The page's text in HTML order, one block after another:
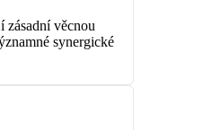
zásadní věcnou
synergické